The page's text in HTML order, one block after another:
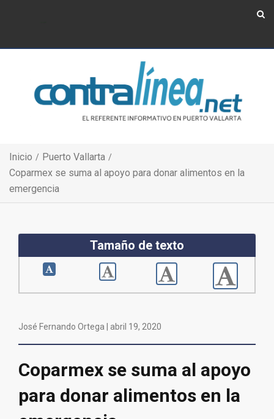
Inicio
Puerto Vallarta
Coparmex se suma al apoyo para donar alimentos en la
emergencia
Tamaño de texto
José Fernando Ortega | abril 19, 2020
Coparmex se suma al apoyo
para donar alimentos en la